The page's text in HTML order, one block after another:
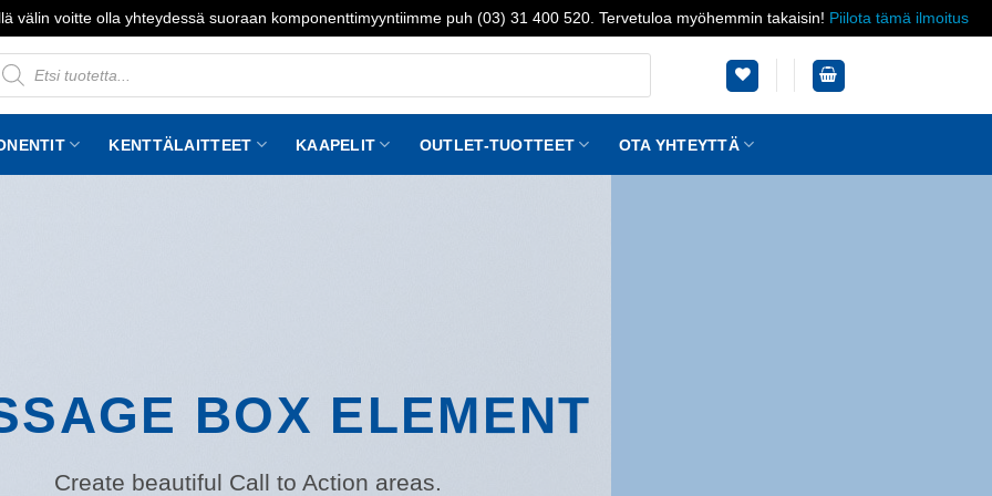
välin voitte olla yhteydessä suoraan komponenttimyyntiimme puh (03) 31 400 520. Tervetuloa myöhemmin takaisin! Piilota tämä ilmoitus
KENTTÄLAITTEET KAAPELIT OUTLET-TUOTTEET OTA YHTEYTTÄ
BOX ELEMENT
Create beautiful Call to Action areas.